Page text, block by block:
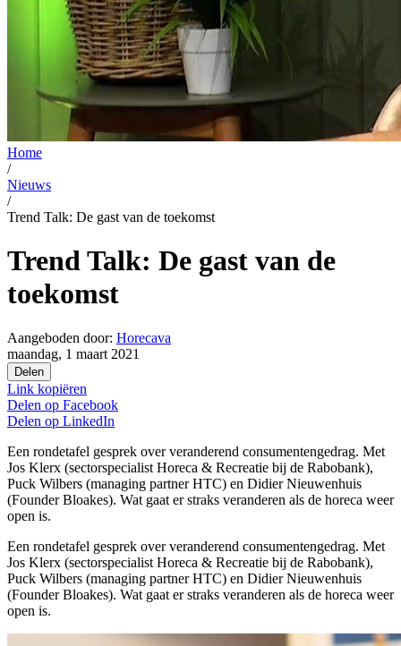
Home
/
Nieuws
/
Trend Talk: De gast van de toekomst
Trend Talk: De gast van de
toekomst
Aangeboden door: Horecava
maandag, 1 maart 2021
Delen
Link kopiëren
Delen op Facebook
Delen op LinkedIn
Een rondetafel gesprek over veranderend consumentengedrag. Met
Jos Klerx (sectorspecialist Horeca & Recreatie bij de Rabobank),
Puck Wilbers (managing partner HTC) en Didier Nieuwenhuis
(Founder Bloakes). Wat gaat er straks veranderen als de horeca weer
open is.
Een rondetafel gesprek over veranderend consumentengedrag. Met
Jos Klerx (sectorspecialist Horeca & Recreatie bij de Rabobank),
Puck Wilbers (managing partner HTC) en Didier Nieuwenhuis
(Founder Bloakes). Wat gaat er straks veranderen als de horeca weer
open is.